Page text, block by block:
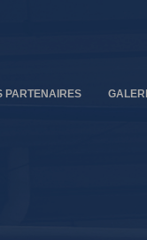
PARTENAIRES